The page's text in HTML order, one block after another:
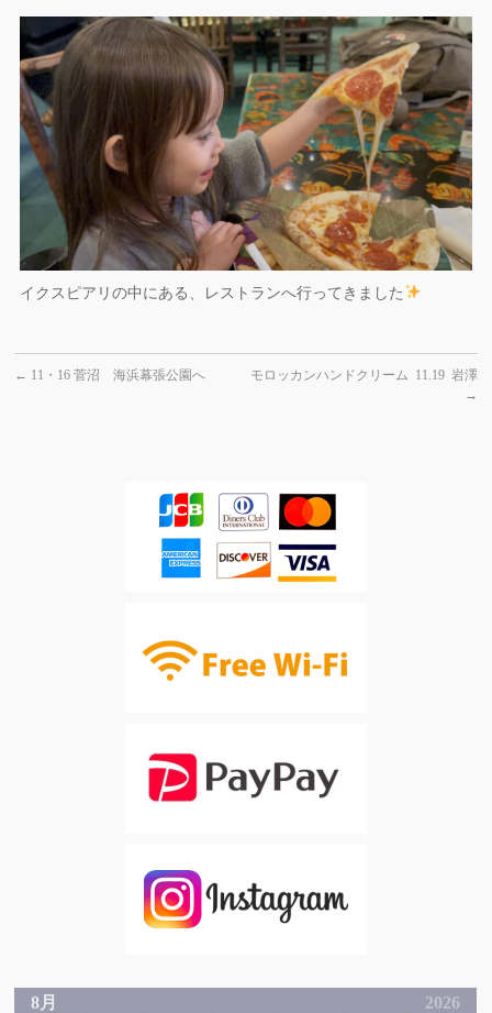
イクスピアリの中にある、レストランへ行ってきました
← 11・16 菅沼 海浜幕張公園へ
モロッカンハンドクリーム 11.19 岩澤
→
8月 2026